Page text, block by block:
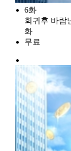
6화
회귀후 바람
화
무료